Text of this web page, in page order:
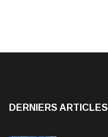
DERNIERS ARTICLES